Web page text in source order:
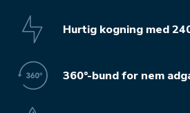
Hurtig kogning med
360°-bund for nem